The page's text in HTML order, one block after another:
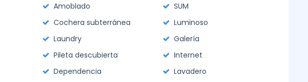
Amoblado
SUM
Cochera subterránea
Luminoso
Laundry
Galería
Pileta descubierta
Internet
Dependencia
Lavadero